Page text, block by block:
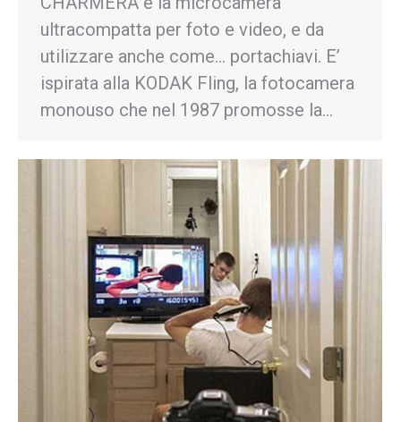
ultracompatta per foto e video, e da
utilizzare anche come… portachiavi. E’
ispirata alla KODAK Fling, la fotocamera
monouso che nel 1987 promosse la…